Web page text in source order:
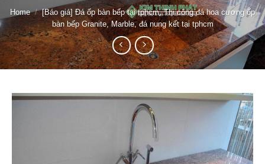
Home / [Báo giá] Đá ốp bàn bếp tại tphcm, Thi công đá hoa cương ốp
bàn bếp Granite, Marble, đá nung kết tại tphcm